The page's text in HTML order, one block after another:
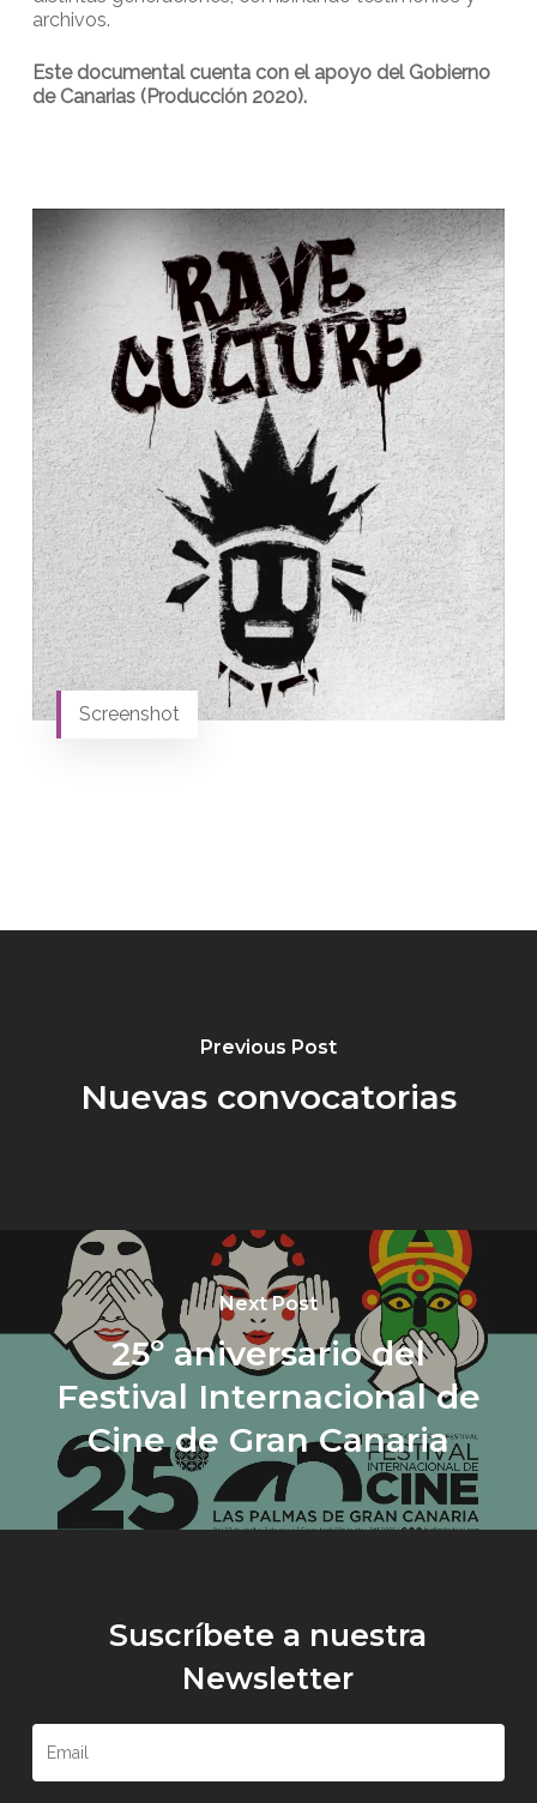
archivos.
Este documental cuenta con el apoyo del Gobierno
de Canarias (Producción 2020).
Screenshot
Previous Post
Nuevas convocatorias
Next Post
25º aniversario del
Festival Internacional de
Cine de Gran Canaria
Suscríbete a nuestra
Newsletter